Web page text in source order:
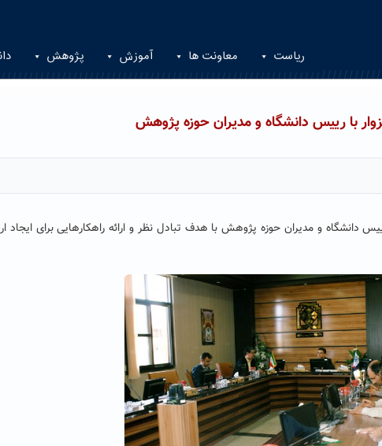
ریاست معاونت ها آموزش پژوهش
با رییس دانشگاه و مدیران حوزه پژوهش
و مدیران حوزه پژوهش با هدف تبادل نظر و ارائه راهکارهایی برای ایجاد